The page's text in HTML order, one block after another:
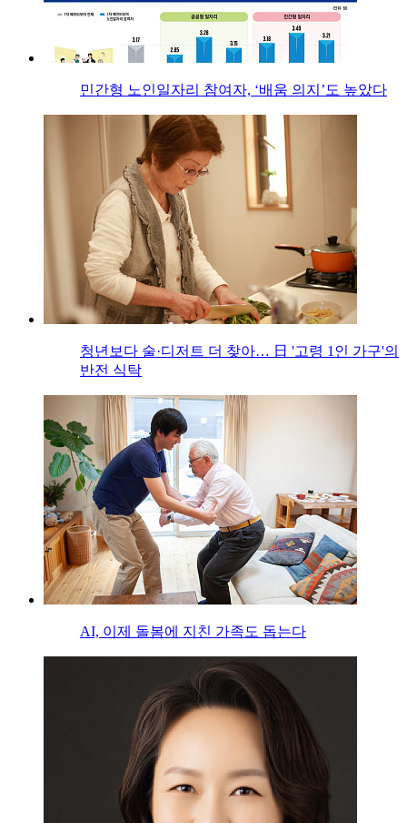
민간형 노인일자리 참여자, ‘배움 의지’도 높았다
청년보다 술·디저트 더 찾아… 日 '고령 1인 가구'의
반전 식탁
AI, 이제 돌봄에 지친 가족도 돕는다